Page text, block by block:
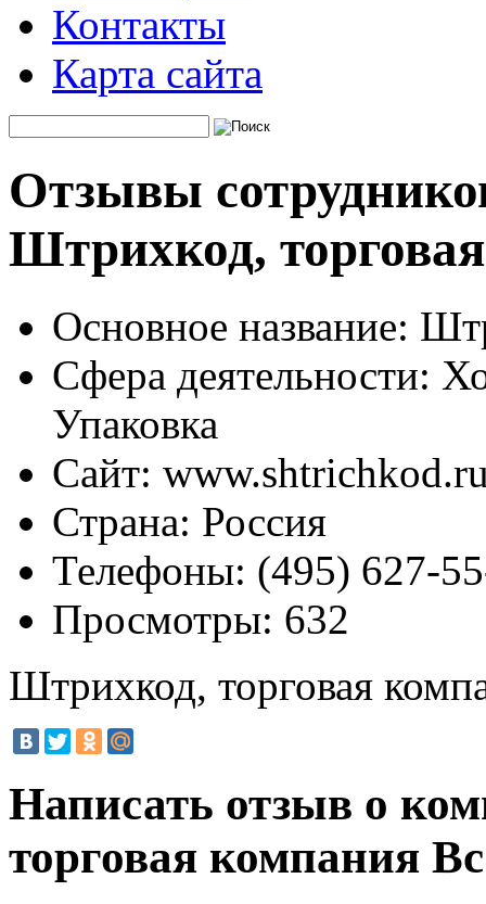
Контакты
Карта сайта
Отзывы
Штрихкод,
Основное название:
Сфера деятельности:
Упаковка
Сайт:
Страна: Россия
Телефоны: (495) 627-
Просмотры: 632
Штрихкод, торговая
Написать отзыв о
торговая компания